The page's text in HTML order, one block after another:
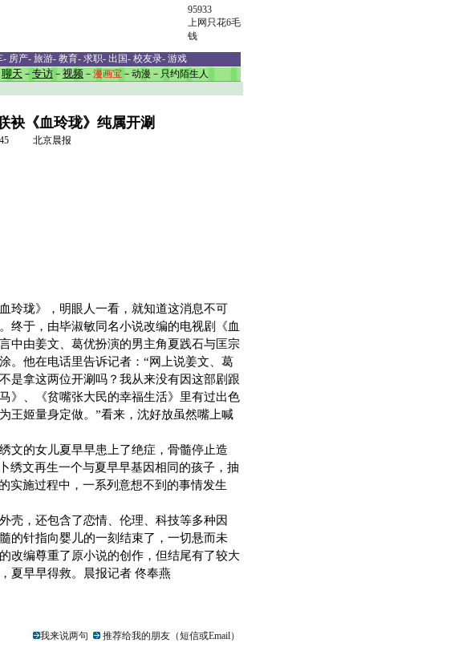
95933
上网只花6毛
钱
- 房产- 旅游- 教育- 求职- 出国- 校友录- 游戏
聊天 － 专访 － 视频 － 漫画宝 － 动漫 － 只约陌生人
袂《血玲珑》纯属开涮
北京晨报
珑》，明眼人一看，就知道这消息不可
终于，由毕淑敏同名小说改编的电视剧《血
中由姜文、葛优扮演的男主角夏践石与匡宗
。他在电话里告诉记者：“网上说姜文、葛
是拿这两位开涮吗？我从来没有因这部剧跟
》、《贫嘴张大民的幸福生活》里有过出色
王姬量身定做。”看来，沈好放虽然嘴上喊
的女儿夏早早患上了绝症，骨髓停止造
绣文再生一个与夏早早基因相同的孩子，抽
实施过程中，一系列意想不到的事情发生
，还包含了恋情、伦理、科技等多种因
的针指向婴儿的一刻结束了，一切悬而未
改编尊重了原小说的创作，但结尾有了较大
夏早早得救。晨报记者 佟奉燕
我来说两句
推荐给我的朋友（短信或Email）